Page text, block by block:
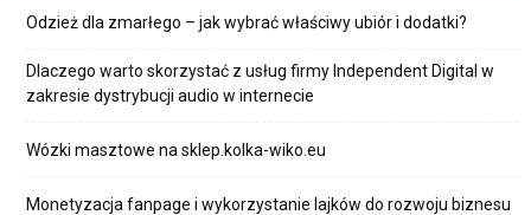
Odzież dla zmarłego – jak wybrać właściwy ubiór i dodatki?
Dlaczego warto skorzystać z usług firmy Independent Digital w
zakresie dystrybucji audio w internecie
Wózki masztowe na sklep.kolka-wiko.eu
Monetyzacja fanpage i wykorzystanie lajków do rozwoju biznesu